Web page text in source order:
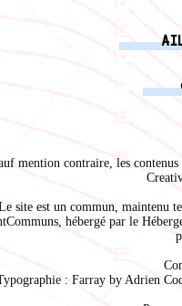
mention contraire, les contenus
site est un commun, maintenu
, hébergé par le
: Farray byAdrien